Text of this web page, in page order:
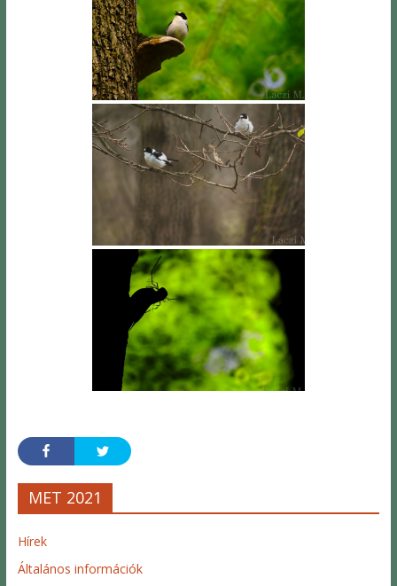
MET 2021
Hírek
Általános információk